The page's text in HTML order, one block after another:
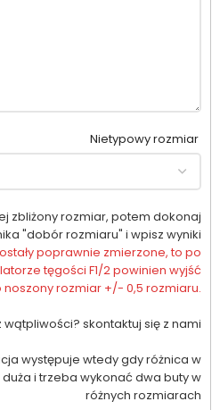
Nietypowy rozmiar
zbliżony rozmiar, potem dokonaj
"dobór rozmiaru" i wpisz wyniki
poprawnie zmierzone, to po
tęgości F1/2 powinien wyjść
rozmiar +/- 0,5 rozmiaru.
wątpliwości? skontaktuj się z nami
występuje wtedy gdy różnica w
i trzeba wykonać dwa buty w
różnych rozmiarach